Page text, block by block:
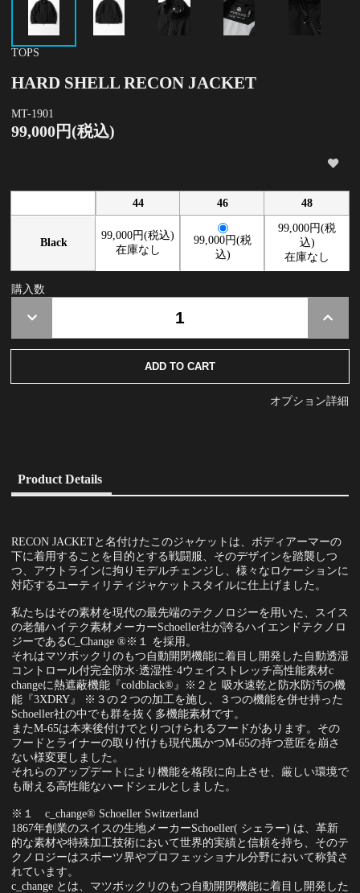
TOPS
HARD SHELL RECON JACKET
MT-1901
99,000円(税込)
44 46 48
Black
99,000円(税込)
在庫なし
99,000円(税
込)
99,000円(税
込)
在庫なし
購入数
オプション詳細
Product Details
RECON JACKETと名付けたこのジャケットは、ボディアーマーの
下に着用することを目的とする戦闘服、そのデザインを踏襲しつ
つ、アウトラインに拘りモデルチェンジし、様々なロケーションに
対応するユーティリティジャケットスタイルに仕上げました。
私たちはその素材を現代の最先端のテクノロジーを用いた、スイス
の老舗ハイテク素材メーカーSchoeller社が誇るハイエンドテクノロ
ジーであるC_Change ®※１ を採用。
それはマツボックリのもつ自動開閉機能に着目し開発した自動透湿
コントロール付完全防水·透湿性·4ウェイストレッチ高性能素材c
changeに熱遮蔽機能『coldblack®』※２と 吸水速乾と防水防汚の機
能『3XDRY』 ※３の２つの加工を施し、３つの機能を併せ持った
Schoeller社の中でも群を抜く多機能素材です。
またM-65は本来後付けでとりつけられるフードがあります。その
フードとライナーの取り付けも現代風かつM-65の持つ意匠を崩さ
ない様変更しました。
それらのアップデートにより機能を格段に向上させ、厳しい環境で
も耐える高性能なハードシェルとしました。
※１ c_change® Schoeller Switzerland
1867年創業のスイスの生地メーカーSchoeller( シェラー) は、革新
的な素材や特殊加工技術において世界的実績と信頼を持ち、そのテ
クノロジーはスポーツ界やプロフェッショナル分野において称賛さ
れています。
c_change とは、マツボックリのもつ自動開閉機能に着目し開発した